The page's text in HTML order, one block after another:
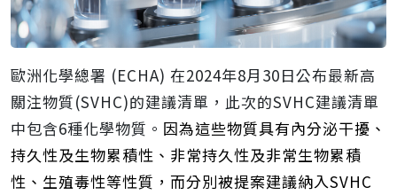
歐洲化學總署 (ECHA) 在2024年8月30日公布最新高
關注物質(SVHC)的建議清單，此次的SVHC建議清單
中包含6種化學物質。 因為這些物質具有內分泌干擾、
持久性及生物累積性、非常持久性及非常生物累積
性、生殖毒性等性質，而分別被提案建議納入SVHC